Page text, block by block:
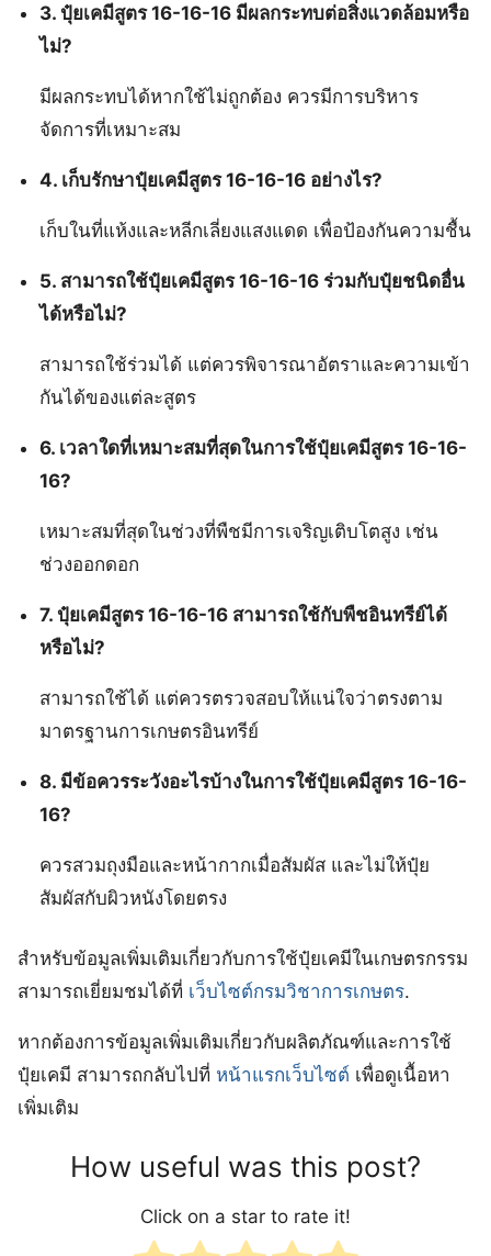
3. ปุ๋ยเคมีสูตร 16-16-16 มีผลกระทบต่อสิ่งแวดล้อมหรือ
ไม่?
มีผลกระทบได้หากใช้ไม่ถูกต้อง ควรมีการบริหาร
จัดการที่เหมาะสม
4. เก็บรักษาปุ๋ยเคมีสูตร 16-16-16 อย่างไร?
เก็บในที่แห้งและหลีกเลี่ยงแสงแดด เพื่อป้องกันความชื้น
5. สามารถใช้ปุ๋ยเคมีสูตร 16-16-16 ร่วมกับปุ๋ยชนิดอื่น
ได้หรือไม่?
สามารถใช้ร่วมได้ แต่ควรพิจารณาอัตราและความเข้า
กันได้ของแต่ละสูตร
6. เวลาใดที่เหมาะสมที่สุดในการใช้ปุ๋ยเคมีสูตร 16-16-
16?
เหมาะสมที่สุดในช่วงที่พืชมีการเจริญเติบโตสูง เช่น
ช่วงออกดอก
7. ปุ๋ยเคมีสูตร 16-16-16 สามารถใช้กับพืชอินทรีย์ได้
หรือไม่?
สามารถใช้ได้ แต่ควรตรวจสอบให้แน่ใจว่าตรงตาม
มาตรฐานการเกษตรอินทรีย์
8. มีข้อควรระวังอะไรบ้างในการใช้ปุ๋ยเคมีสูตร 16-16-
16?
ควรสวมถุงมือและหน้ากากเมื่อสัมผัส และไม่ให้ปุ๋ย
สัมผัสกับผิวหนังโดยตรง
สำหรับข้อมูลเพิ่มเติมเกี่ยวกับการใช้ปุ๋ยเคมีในเกษตรกรรม
สามารถเยี่ยมชมได้ที่ เว็บไซต์กรมวิชาการเกษตร.
หากต้องการข้อมูลเพิ่มเติมเกี่ยวกับผลิตภัณฑ์และการใช้
ปุ๋ยเคมี สามารถกลับไปที่ หน้าแรกเว็บไซต์ เพื่อดูเนื้อหา
เพิ่มเติม
How useful was this post?
Click on a star to rate it!